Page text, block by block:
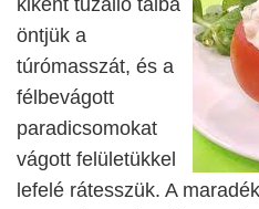
kikent tűzálló tálba
öntjük a
túrómasszát, és a
félbevágott
paradicsomokat
vágott felületükkel
lefelé rátesszük. A